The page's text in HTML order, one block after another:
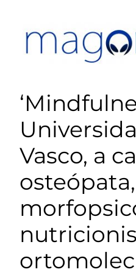
contenido
Vasco, a
osteópata,